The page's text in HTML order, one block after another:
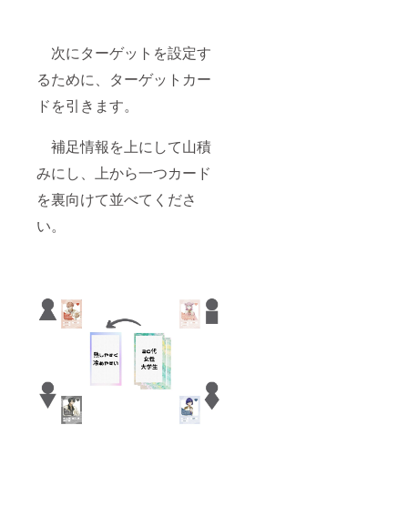
次にターゲットを設定す
るために、ターゲットカー
ドを引きます。
補足情報を上にして山積
みにし、上から一つカード
を裏向けて並べてくださ
い。